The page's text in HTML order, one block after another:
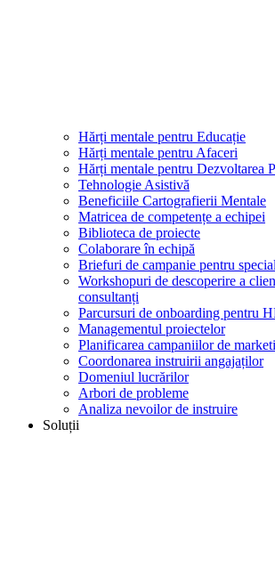
Hărți mentale pentru Educație
Hărți mentale pentru Afaceri
Hărți mentale pentru Dezvoltarea
Tehnologie Asistivă
Beneficiile Cartografierii Mentale
Matricea de competențe a echipei
Biblioteca de proiecte
Colaborare în echipă
Briefuri de campanie pentru
Workshopuri de descoperire a
consultanți
Parcursuri de onboarding pentru
Managementul proiectelor
Planificarea campaniilor de
Coordonarea instruirii angajaților
Domeniul lucrărilor
Arbori de probleme
Analiza nevoilor de instruire
Soluții